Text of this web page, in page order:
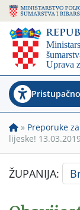
» Preporuke
lijeske!
ŽUPANIJA: